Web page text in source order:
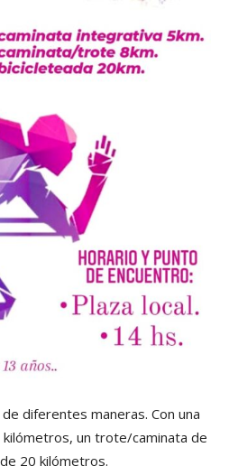
diferentes maneras. Con una
un trote/caminata de
20 kilómetros.